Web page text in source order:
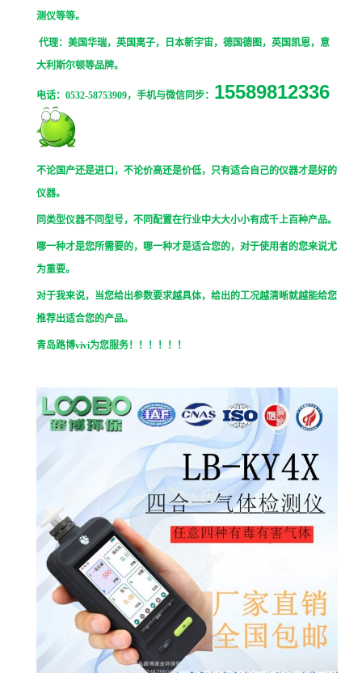
测仪等等。
代理：美国华瑞，英国离子，日本新宇宙，德国德图，英国凯恩，意
大利斯尔顿等品牌。
电话：0532-58753909，手机与微信同步： 15589812336
不论国产还是进口，不论价高还是价低，只有适合自己的仪器才是好的
仪器。
同类型仪器不同型号，不同配置在行业中大大小小有成千上百种产品。
哪一种才是您所需要的，哪一种才是适合您的，对于使用者的您来说尤
为重要。
对于我来说，当您给出参数要求越具体，给出的工况越清晰就越能给您
推荐出适合您的产品。
青岛路博vivi为您服务！！！！！！